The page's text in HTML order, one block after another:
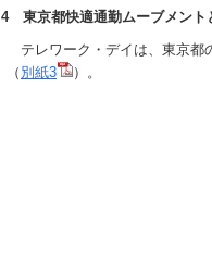
4 東京都快適通勤ムーブメント
テレワーク・デイは、東京都
（ 別紙3 ）。